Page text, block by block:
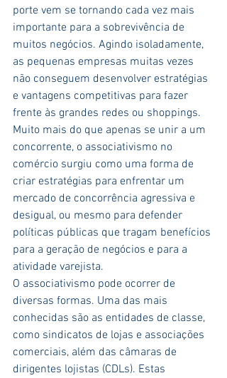
porte vem se tornando cada vez mais
importante para a sobrevivência de
muitos negócios. Agindo isoladamente,
as pequenas empresas muitas vezes
não conseguem desenvolver estratégias
e vantagens competitivas para fazer
frente às grandes redes ou shoppings.
Muito mais do que apenas se unir a um
concorrente, o associativismo no
comércio surgiu como uma forma de
criar estratégias para enfrentar um
mercado de concorrência agressiva e
desigual, ou mesmo para defender
políticas públicas que tragam benefícios
para a geração de negócios e para a
atividade varejista.
O associativismo pode ocorrer de
diversas formas. Uma das mais
conhecidas são as entidades de classe,
como sindicatos de lojas e associações
comerciais, além das câmaras de
dirigentes lojistas (CDLs). Estas